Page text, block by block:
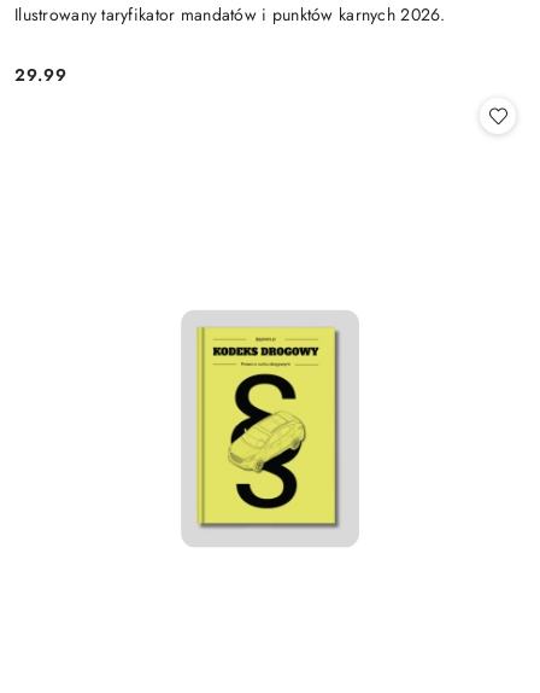
Ilustrowany taryfikator mandatów i punktów karnych 2026.
Cena:
29.99